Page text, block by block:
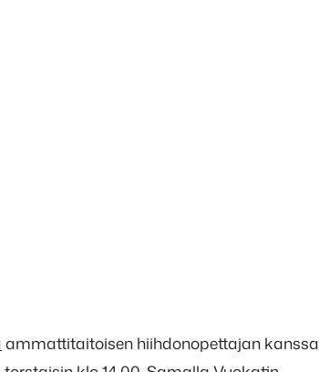
ammattitaitoisen hiihdonopettajan kanssa